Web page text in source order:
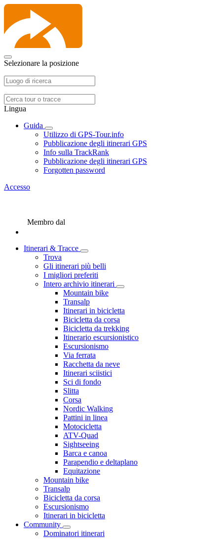
Selezionare la posizione
Lingua
Guida
Utilizzo di GPS-Tour.info
Pubblicazione degli itinerari GPS
Info sulla TrackRank
Pubblicazione degli itinerari GPS
Forgotten password
Accesso
Membro dal
Itinerari & Tracce
Trova
Gli itinerari più belli
I migliori preferiti
Intero archivio itinerari
Mountain bike
Transalp
Itinerari in bicicletta
Bicicletta da corsa
Bicicletta da trekking
Itinerario escursionistico
Escursionismo
Via ferrata
Racchetta da neve
Itinerari sciistici
Sci di fondo
Slitta
Corsa
Nordic Walking
Pattini in linea
Motocicletta
ATV-Quad
Sightseeing
Barca e canoa
Parapendio e deltaplano
Equitazione
Mountain bike
Transalp
Bicicletta da corsa
Escursionismo
Itinerari in bicicletta
Community
Dominatori itinerari